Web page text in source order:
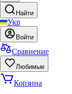
Найти
Укр
Войти
Сравнение
Любимые
Корзина